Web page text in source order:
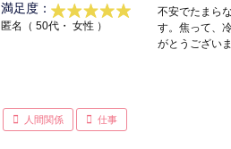
満足度：
匿名（ 50代・ 女性 ）
不安でたまら
す。焦って、
がとうございま
人間関係 仕事